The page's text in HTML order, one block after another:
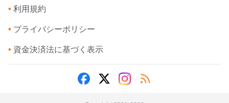
• 利用規約
• プライバシーポリシー
• 資金決済法に基づく表示